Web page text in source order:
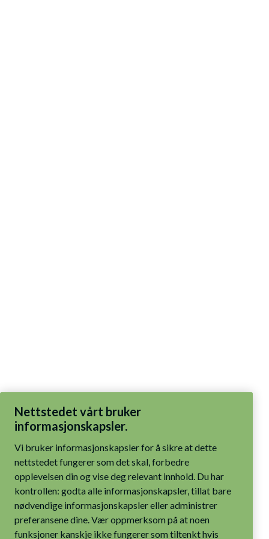
Nettstedet vårt bruker
informasjonskapsler.
nettstedet fungerer som det skal, forbedre
opplevelsen din og vise deg relevant innhold. Du har
kontrollen: godta alle informasjonskapsler, tillat bare
nødvendige informasjonskapsler eller administrer
preferansene dine. Vær oppmerksom på at noen
funksjoner kanskje ikke fungerer som tiltenkt hvis